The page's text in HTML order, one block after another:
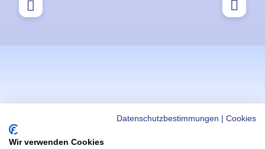
Datenschutzbestimmungen Cookies
Wir verwenden Cookies